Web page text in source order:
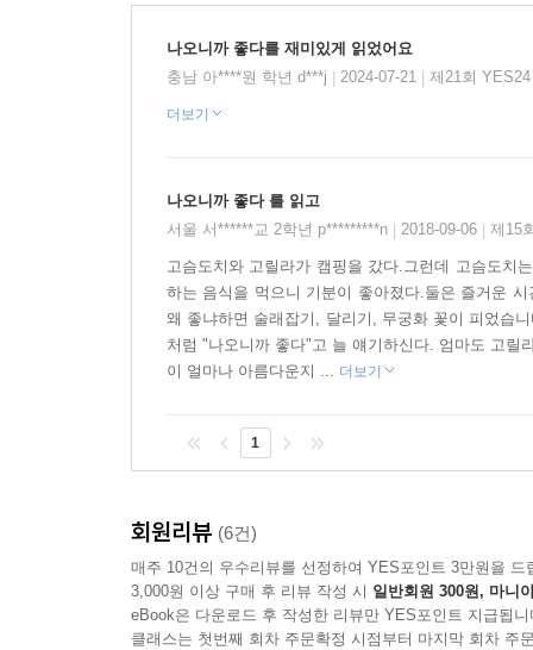
이야기는 참으로 소박합니다. 엄청난 일이 벌어
만한 것이 없지요. 마치 특별한 일 없는 일상이
것 같습니다. 특별한 일 없어도, 아주 가끔 예쁜 하
스케치 없이 단숨에 그려진 그림들이 자유롭습
긴장을 풀어 줍니다. 친근한 느낌은 손글씨에서
후반부로 갈수록 고릴라와 고슴도치의 대사가
장면, 숲의 고요가 마음을 꽉 채우는 장면에서는
잠깐 쉬어 가는 시간이 필요할 때마다 그림책을 펼
나오니까 좋다를 재미있게 읽었어요
충남 아****원 학년 d***j
2024-07-21 제21회
더보기
나오니까 좋다 를 읽고
서울 서******교 2학년 p*********n
2018-09-06 제15
고슴도치와 고릴라가 캠핑을 갔다.그런데 고슴도치
하는 음식을 먹으니 기분이 좋아졌다.둘은 즐거운
왜 좋냐하면 술래잡기, 달리기, 무궁화 꽃이 피었습
처럼 "나오니까 좋다"고 늘 얘기하신다. 엄마도 고릴
이 얼마나 아름다운지 ... 더보기
1
회원리뷰 (6건)
매주 10건의 우수리뷰를 선정하여 YES포인트 3만원을 드
3,000원 이상 구매 후 리뷰 작성 시 일반회원 300원, 마니
eBook은 다운로드 후 작성한 리뷰만 YES포인트 지급됩니
클래스는 첫번째 회차 주문확정 시점부터 마지막 회차 주